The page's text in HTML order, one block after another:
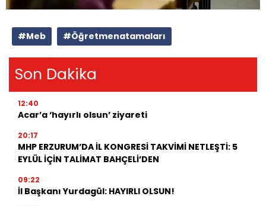
#Meb #Öğretmenatamaları
Son Dakika
12:40
Acar’a ‘hayırlı olsun’ ziyareti
20:17
MHP ERZURUM’DA İL KONGRESİ TAKVİMİ NETLEŞTİ: 5
EYLÜL İÇİN TALİMAT BAHÇELİ’DEN
09:22
İl Başkanı Yurdagül: HAYIRLI OLSUN!